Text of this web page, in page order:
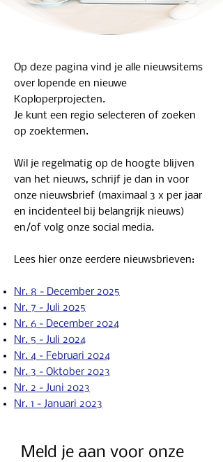
Op deze pagina vind je alle nieuwsitems
over lopende en nieuwe
Koploperprojecten.
Je kunt een regio selecteren of zoeken
op zoektermen.
Wil je regelmatig op de hoogte blijven
van het nieuws, schrijf je dan in voor
onze nieuwsbrief (maximaal 3 x per jaar
en incidenteel bij belangrijk nieuws)
en/of volg onze social media.
Lees hier onze eerdere nieuwsbrieven:
Nr. 8 - December 2025
Nr. 7 - Juli 2025
Nr. 6 - December 2024
Nr. 5 - Juli 2024
Nr. 4 - Februari 2024
Nr. 3 - Oktober 2023
Nr. 2 - Juni 2023
Nr. 1 - Januari 2023
Meld je aan voor onze